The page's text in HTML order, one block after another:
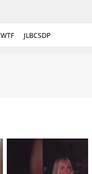
WTF JLBCSDP